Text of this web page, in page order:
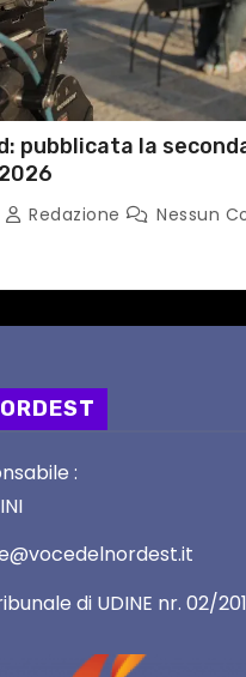
pubblicata la
Redazione Nessun
:
di UDINE nr. 02/